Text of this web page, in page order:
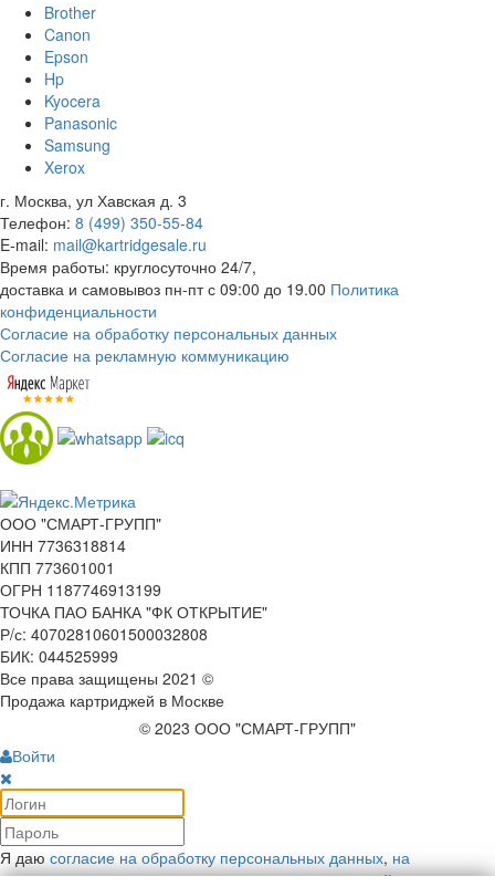
Brother
Canon
Epson
Hp
Kyocera
Panasonic
Samsung
Xerox
г. Москва, ул Хавская д. 3
Телефон: 8 (499) 350-55-84
E-mail: mail@kartridgesale.ru
Время работы: круглосуточно 24/7,
доставка и самовывоз пн-пт с 09:00 до 19.00 Политика
конфиденциальности
Согласие на обработку персональных данных
Согласие на рекламную коммуникацию
ООО "СМАРТ-ГРУПП"
ИНН 7736318814
КПП 773601001
ОГРН 1187746913199
ТОЧКА ПАО БАНКА "ФК ОТКРЫТИЕ"
Р/с: 40702810601500032808
БИК: 044525999
Все права защищены 2021 ©
Продажа картриджей в Москве
© 2023 ООО "СМАРТ-ГРУПП"
Войти
Я даю согласие на обработку персональных данных, на
рекламную коммуникациюи соглашаюсь сполитикой